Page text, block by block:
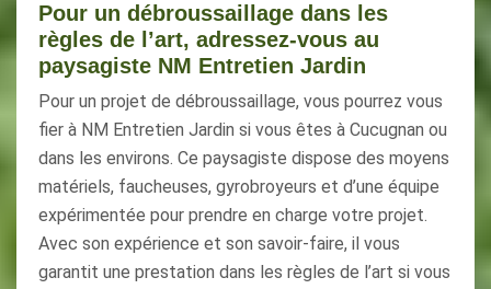
Pour un débroussaillage dans les
règles de l’art, adressez-vous au
paysagiste NM Entretien Jardin
Pour un projet de débroussaillage, vous pourrez vous
fier à NM Entretien Jardin si vous êtes à Cucugnan ou
dans les environs. Ce paysagiste dispose des moyens
matériels, faucheuses, gyrobroyeurs et d’une équipe
expérimentée pour prendre en charge votre projet.
Avec son expérience et son savoir-faire, il vous
garantit une prestation dans les règles de l’art si vous